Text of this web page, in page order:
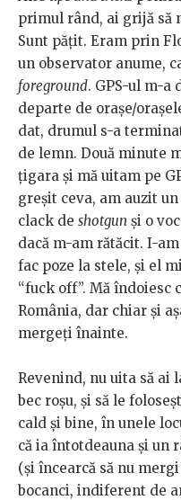
primul rând, ai grijă să
Sunt păţit. Eram prin
un observator anume,
foreground. GPS-ul m-a
departe de oraşe/
dat, drumul s-a
de lemn. Două minute
ţigara şi mă uitam pe
greşit ceva, am auzit
clack de shotgun şi o
dacă m-am rătăcit. I-
fac poze la stele, şi el
“fuck off”. Mă îndoiesc
România, dar chiar şi
mergeţi înainte.
Revenind, nu uita să ai
bec roşu, şi să le
cald şi bine, în unele
că ia întotdeauna şi un
(şi încearcă să nu
bocanci, indiferent de